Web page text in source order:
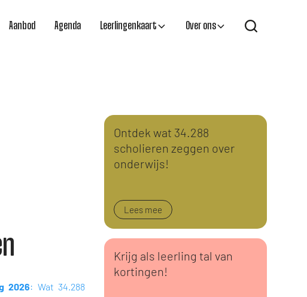
Aanbod Agenda Leerlingenkaart Over ons
2026: Wat 34.288
Ontdek wat 34.288
scholieren zeggen over
onderwijs!
Lees mee
Krijg als leerling tal van
kortingen!